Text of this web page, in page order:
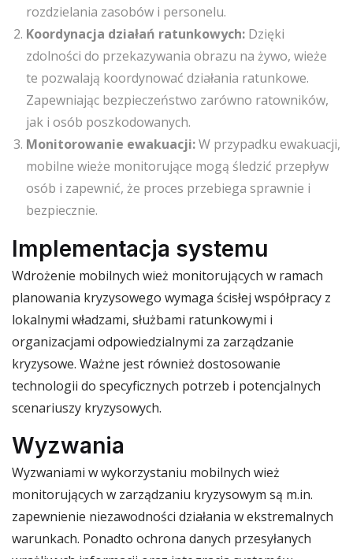
rozdzielania zasobów i personelu.
Koordynacja działań ratunkowych: Dzięki
zdolności do przekazywania obrazu na żywo, wieże
te pozwalają koordynować działania ratunkowe.
Zapewniając bezpieczeństwo zarówno ratowników,
jak i osób poszkodowanych.
Monitorowanie ewakuacji:W przypadku ewakuacji,
mobilne wieże monitorujące mogą śledzić przepływ
osób i zapewnić, że proces przebiega sprawnie i
bezpiecznie.
Implementacja systemu
Wdrożenie mobilnych wież monitorujących w ramach
planowania kryzysowego wymaga ścisłej współpracy z
lokalnymi władzami, służbami ratunkowymi i
organizacjami odpowiedzialnymi za zarządzanie
kryzysowe. Ważne jest również dostosowanie
technologii do specyficznych potrzeb i potencjalnych
scenariuszy kryzysowych.
Wyzwania
Wyzwaniami w wykorzystaniu mobilnych wież
monitorujących w zarządzaniu kryzysowym są m.in.
zapewnienie niezawodności działania w ekstremalnych
warunkach. Ponadto ochrona danych przesyłanych